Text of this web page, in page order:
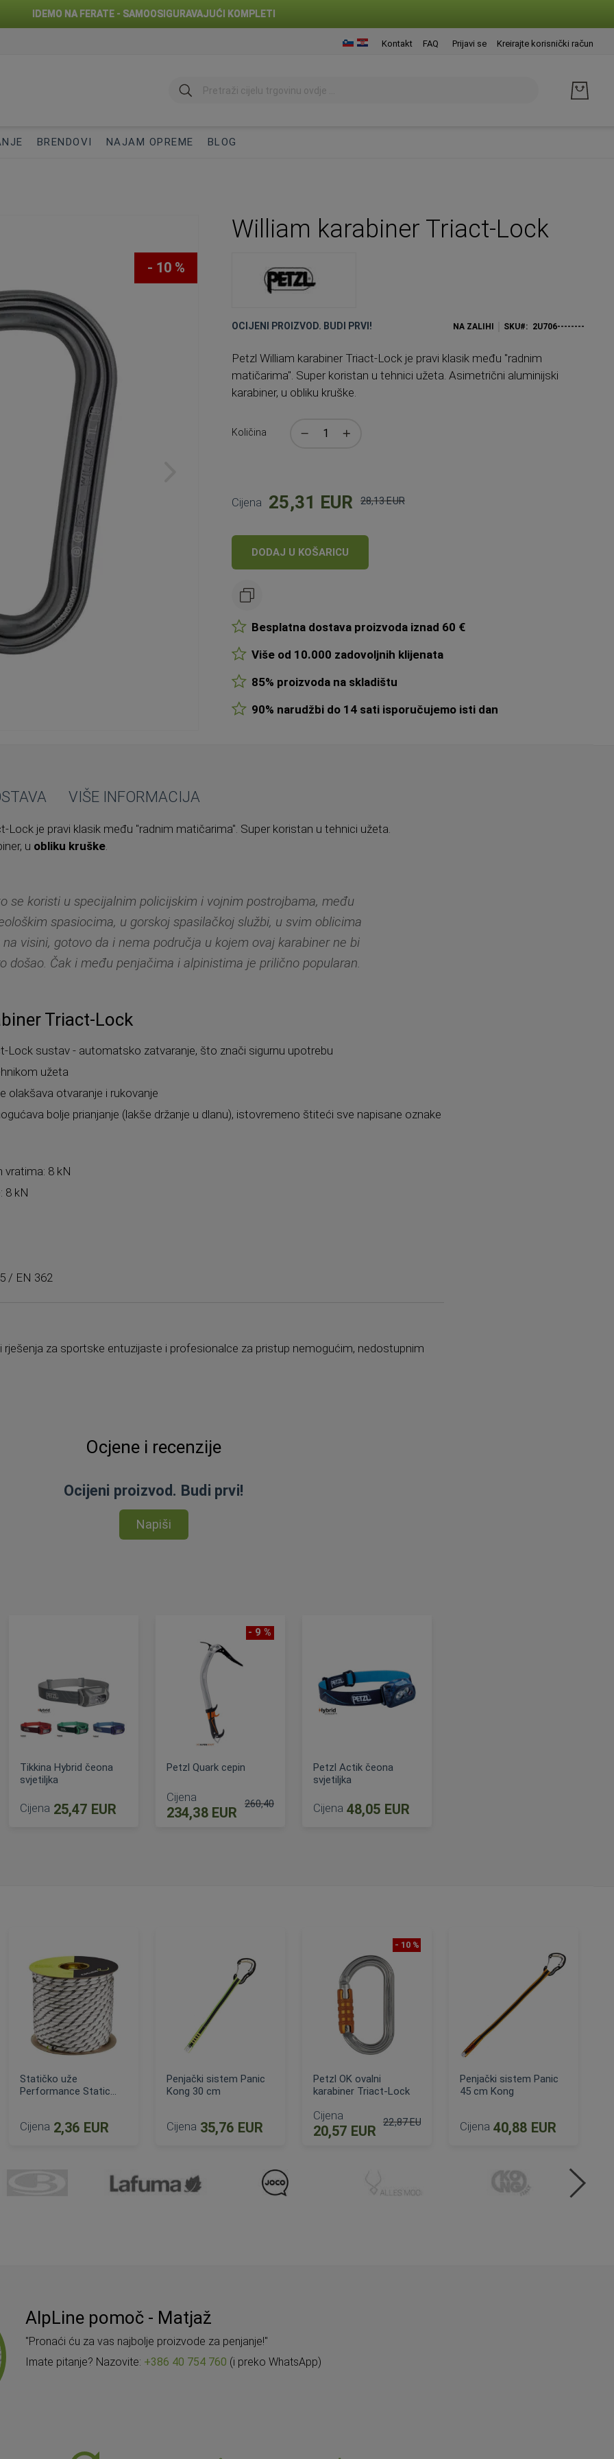
IDEMO NA FERATE - SAMOOSIGURAVAJUĆI KOMPLETI
na
Kontakt FAQ Prijavi se Kreirajte korisnički račun
traži
BRENDOVI NAJAM OPREME BLOG
- 10 %
William karabiner Triact-Lock
OCIJENI PROIZVOD. BUDI PRVI! NA ZALIHI SKU 2U706--------
Petzl William karabiner Triact-Lock je pravi klasik među "radnim
matičarima". Super koristan u tehnici užeta. Asimetrični aluminijski
karabiner, u obliku kruške.
Količina
Cijena 25,31 EUR
Standardna
28,13 EUR
DODAJ U KOŠARICU
Besplatna dostava proizvoda iznad 60 €
Više od 10.000 zadovoljnih klijenata
85% proizvoda na skladištu
90% narudžbi do 14 sati isporučujemo isti dan
Lock je pravi klasik među "radnim matičarima". Super koristan u tehnici užeta.
u obliku kruške
se koristi u specijalnim policijskim i vojnim postrojbama, među
spasiocima, u gorskoj spasilačkoj službi, u svim oblicima
na visini, gotovo da i nema područja u kojem ovaj karabiner ne bi
došao. Čak i među penjačima i alpinistima je prilično popularan.
Triact-Lock
Lock sustav - automatsko zatvaranje, što znači sigurnu upotrebu
užeta
olakšava otvaranje i rukovanje
bolje prianjanje (lakše držanje u dlanu), istovremeno štiteći sve napisane oznake
8 kN
8 kN
/ EN 362
rješenja za sportske entuzijaste i profesionalce za pristup nemogućim, nedostupnim
VIŠE INFORMACIJA
Ocjene i recenzije
Ocijeni proizvod. Budi prvi!
Napiši
Tikkina Hybrid čeona
svjetiljka
Cijena 25,47 EUR
- 9 %
Petzl Quark cepin
Cijena
234,38 EUR
260,40 EUR
Petzl Actik čeona
svjetiljka
Cijena 48,05 EUR
Statičko uže
Performance Static
Cijena 2,36 EUR
Penjački sistem Panic
Kong 30 cm
Cijena 35,76 EUR
- 10 %
Petzl OK ovalni
karabiner Triact-Lock
Cijena
20,57 EUR
22,87 EUR
Penjački sistem Panic
45 cm Kong
Cijena 40,88 EUR
AlpLine pomoč - Matjaž
"Pronaći ću za vas najbolje proizvode za penjanje!"
Imate pitanje? Nazovite: +386 40 754 760 (i preko WhatsApp)